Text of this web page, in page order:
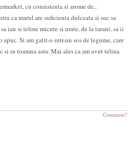
cu consistenta si arome de..
ca marul are suficienta dulceata si suc sa
iau si teline micute si urate, de la tarani, sa ii
apuc. Si am gatit-o intr-un sos de legume, care
in toamna asta. Mai ales ca am avut telina
Comment?